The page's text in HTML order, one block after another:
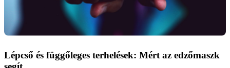
Lépcső és függőleges terhelések: Mért az edzőmaszk